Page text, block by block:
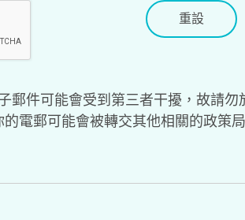
重設
郵件可能會受到第三者干擾，故請勿
電郵可能會被轉交其他相關的政策